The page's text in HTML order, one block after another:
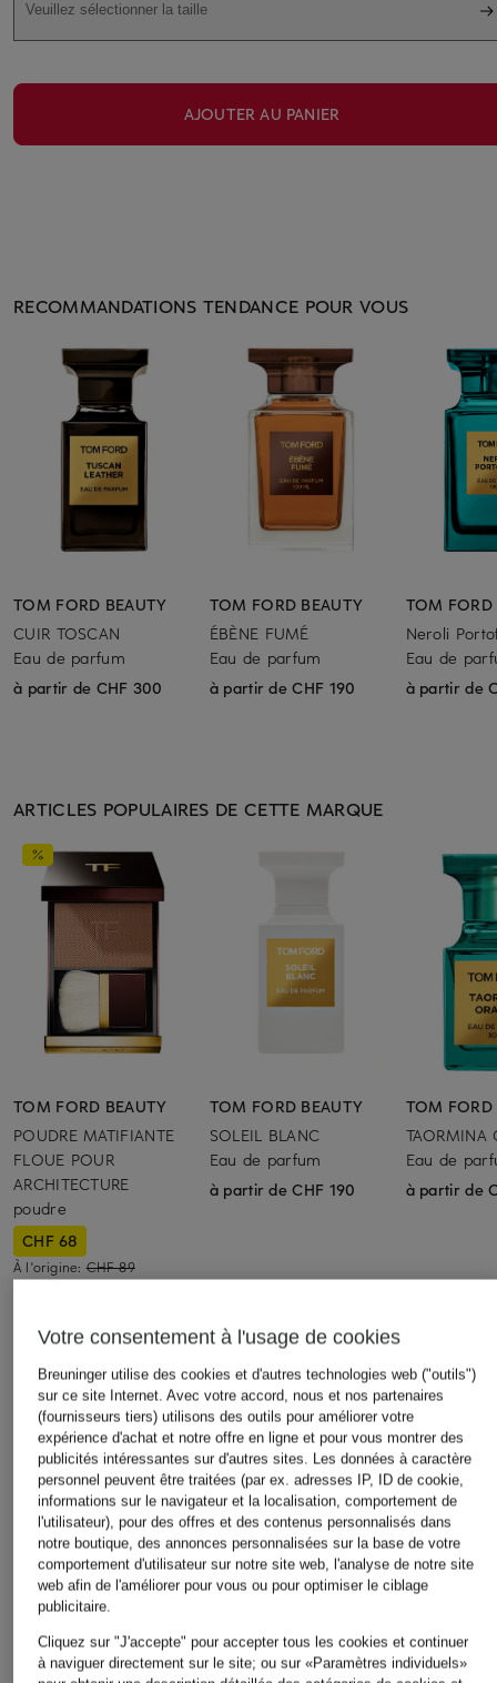
Veuillez sélectionner la taille
AJOUTER AU PANIER
RECOMMANDATIONS TENDANCE POUR VOUS
TOM FORD BEAUTY
CUIR TOSCAN
Eau de parfum
à partir de CHF 300
TOM FORD BEAUTY
ÉBÈNE FUMÉ
Eau de parfum
à partir de CHF 190
TOM FORD
Neroli
Eau de
à partir de
ARTICLES POPULAIRES DE CETTE MARQUE
TOM FORD BEAUTY
POUDRE MATIFIANTE
FLOUE POUR
ARCHITECTURE
poudre
CHF 68
À l'origine:CHF 89
TOM FORD BEAUTY
SOLEIL BLANC
Eau de parfum
à partir de CHF 190
TOM FORD
TAORMINA
Eau de
à partir de
Autres catégories
Bikinis pour Femmes
Blazers pour Femmes
Blouses pour Femmes
Cardigans et gilets pour
Femmes
Robes de mariage civil
pour Femmes
Robes de mariage pour
Femmes
Femmes
Votre consentement à l'usage de cookies
Breuninger utilise des cookies et d'autres technologies web ("outils")
sur ce site Internet. Avec votre accord, nous et nos partenaires
(fournisseurs tiers) utilisons des outils pour améliorer votre
expérience d'achat et notre offre en ligne et pour vous montrer des
publicités intéressantes sur d'autres sites. Les données à caractère
personnel peuvent être traitées (par ex. adresses IP, ID de cookie,
informations sur le navigateur et la localisation, comportement de
l'utilisateur), pour des offres et des contenus personnalisés dans
notre boutique, des annonces personnalisées sur la base de votre
comportement d'utilisateur sur notre site web, l'analyse de notre site
web afin de l'améliorer pour vous ou pour optimiser le ciblage
publicitaire.
Cliquez sur "J'accepte" pour accepter tous les cookies et continuer
à naviguer directement sur le site; ou sur «Paramètres individuels»